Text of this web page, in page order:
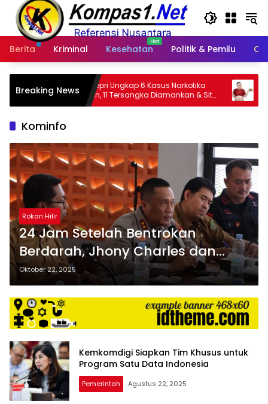
Langsung
konten
Berita
Kriminal Kesehatan Politik & Pemilu
Breaking News
Ungkap 6 Kasus Narkotika
11 Tersangka Diamankan & Sita
Sabu
Diet: Melewatkan Sarapan
Malam, Mana yang Lebih
Dokter
Kominfo
Rokan Hilir
24 Jam Setelah Bentrokan
Berdarah, Jhony Charles dan
Kapolres Rohil Dudukkan Dua
Pihak Berseteru
Oktober 22, 2025
Kemkomdigi Siapkan Tim Khusus untuk
Program Satu Data Indonesia
Pemerintah Agustus 22, 2025